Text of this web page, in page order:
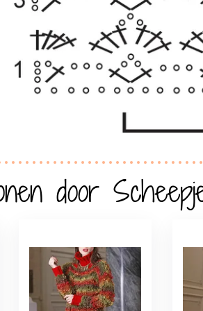
door